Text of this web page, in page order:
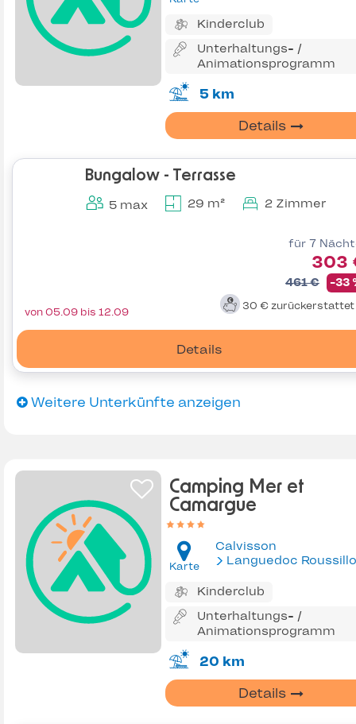
Kinderclub
Unterhaltungs- /
Animationsprogramm
5 km
Details
Bungalow - Terrasse
5 max 29 m² 2 Zimmer
für 7
303
461 € -33
30 € zurückerstattet
Details
von 05.09 bis 12.09
Weitere Unterkünfte anzeigen
Camping Mer et
Camargue
Karte
Calvisson
Languedoc
Kinderclub
Unterhaltungs- /
Animationsprogramm
20 km
Details